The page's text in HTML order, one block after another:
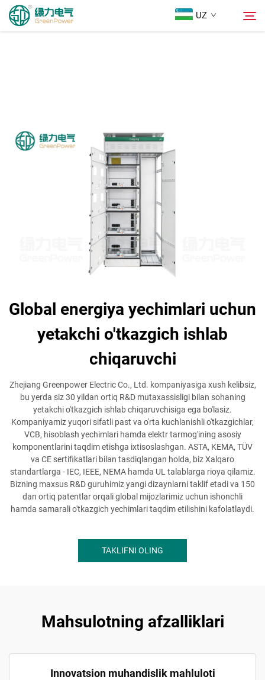
UZ
Biz Haqimizda
Biz bilan bog'lanish
Global energiya yechimlari uchun
yetakchi o'tkazgich ishlab
chiqaruvchi
Zhejiang Greenpower Electric Co., Ltd. kompaniyasiga xush kelibsiz,
bu yerda siz 30 yildan ortiq R&D mutaxassisligi bilan sohaning
yetakchi o'tkazgich ishlab chiqaruvchisiga ega bo'lasiz.
Kompaniyamiz yuqori sifatli past va o'rta kuchlanishli o'tkazgichlar,
VCB, hisoblash yechimlari hamda elektr tarmog'ining asosiy
komponentlarini taqdim etishga ixtisoslashgan. ASTA, KEMA, TÜV
va CE sertifikatlari bilan tasdiqlangan holda, biz Xalqaro
standartlarga - IEC, IEEE, NEMA hamda UL talablarga rioya qilamiz.
Bizning maxsus R&D guruhimiz yangi dizaynlarni taklif etadi va 150
dan ortiq patentlar orqali global mijozlarimiz uchun ishonchli
hamda samarali o'tkazgich yechimlari taqdim etilishini kafolatlaydi.
TAKLIFNI OLING
Mahsulotning afzalliklari
Innovatsion muhandislik mahluloti